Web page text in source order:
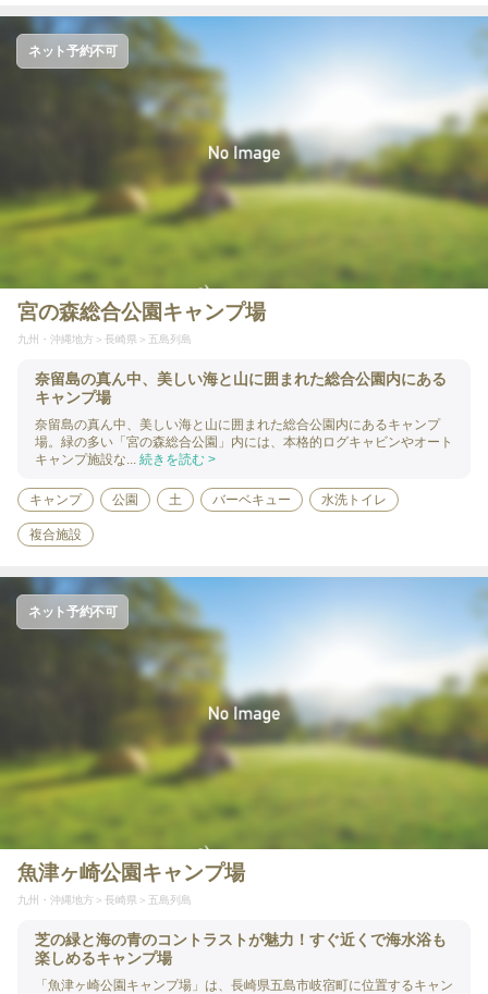
ネット予約不可
宮の森総合公園キャンプ場
九州・沖縄地方 長崎県 五島列島
奈留島の真ん中、美しい海と山に囲まれた総合公園内にある
キャンプ場
奈留島の真ん中、美しい海と山に囲まれた総合公園内にあるキャンプ
場。緑の多い「宮の森総合公園」内には、本格的ログキャビンやオート
キャンプ施設な... 続きを読む >
キャンプ 公園 土 バーベキュー 水洗トイレ
複合施設
ネット予約不可
魚津ヶ崎公園キャンプ場
九州・沖縄地方 長崎県 五島列島
芝の緑と海の青のコントラストが魅力！すぐ近くで海水浴も
楽しめるキャンプ場
「魚津ヶ崎公園キャンプ場」は、長崎県五島市岐宿町に位置するキャン